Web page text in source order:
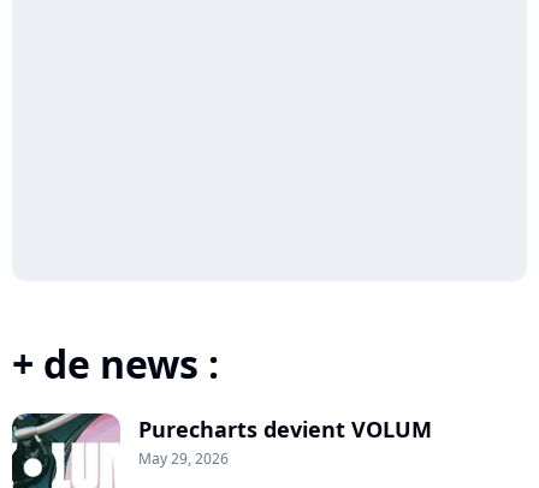
+ de news :
Purecharts devient VOLUM
May 29, 2026